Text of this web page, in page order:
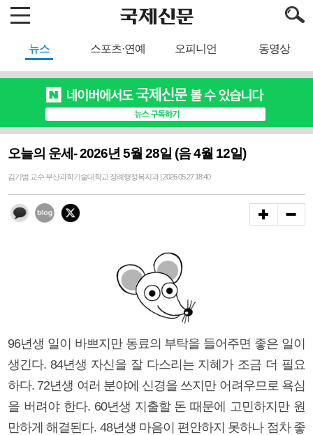
뉴스 스포츠·연예 오피니언 동영상
오늘의 운세- 2026년 5월 28일 (음 4월 12일)
김기범 교수 부산과학기술대학교 장례행정복지과 | 2026.05.27 18:40
96년생 일이 바쁘지만 동료의 부탁을 들어주면 좋은 일이
생긴다. 84년생 자신을 잘 다스리는 지혜가 조금 더 필요
하다. 72년생 여러 분야에 신경을 쓰지만 어려우므로 욕심
을 버려야 한다. 60년생 지출할 돈 때문에 고민하지만 원
만하게 해결된다. 48년생 마음이 편안하지 못하나 점차 좋